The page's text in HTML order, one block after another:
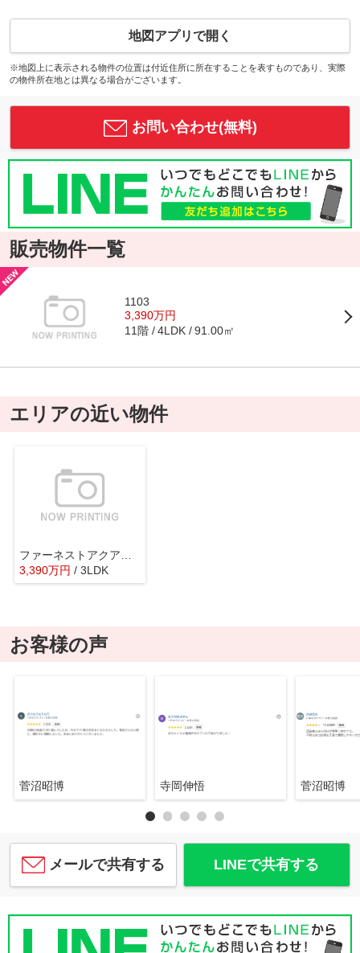
地図アプリで開く
※地図上に表示される物件の位置は付近住所に所在することを表すものであり、実際
の物件所在地とは異なる場合がございます。
お問い合わせ(無料)
販売物件一覧
1103
3,390万円
11階 4LDK 91.00㎡
エリアの近い物件
ファーネストアクアヴィラ保田窪
3,390万円 / 3LDK
お客様の声
菅沼昭博 寺岡伸悟 菅沼昭博
メールで共有する LINEで共有する